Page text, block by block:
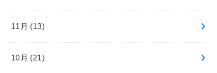
11月 (13)
10月 (21)